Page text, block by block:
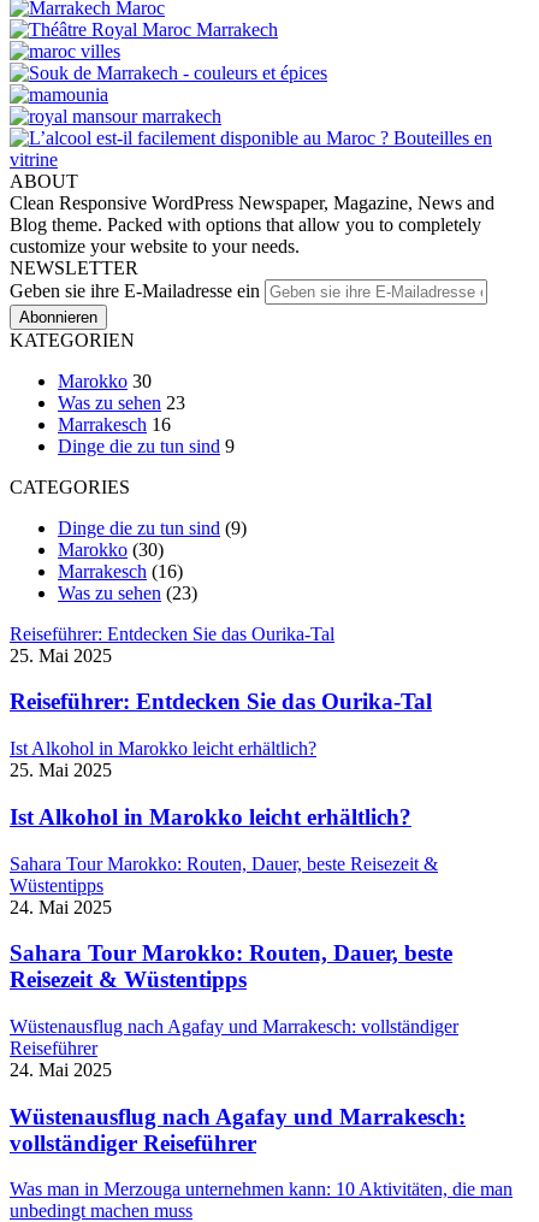
ABOUT
Clean Responsive WordPress Newspaper, Magazine, News and
Blog theme. Packed with options that allow you to completely
customize your website to your needs.
NEWSLETTER
Geben sie ihre E-Mailadresse ein
KATEGORIEN
Marokko 30
Was zu sehen 23
Marrakesch 16
Dinge die zu tun sind 9
CATEGORIES
Dinge die zu tun sind (9)
Marokko (30)
Marrakesch (16)
Was zu sehen (23)
Reiseführer: Entdecken Sie das Ourika-Tal
25. Mai 2025
Reiseführer: Entdecken Sie das Ourika-Tal
Ist Alkohol in Marokko leicht erhältlich?
25. Mai 2025
Ist Alkohol in Marokko leicht erhältlich?
Sahara Tour Marokko: Routen, Dauer, beste Reisezeit &
Wüstentipps
24. Mai 2025
Sahara Tour Marokko: Routen, Dauer, beste
Reisezeit & Wüstentipps
Wüstenausflug nach Agafay und Marrakesch: vollständiger
Reiseführer
24. Mai 2025
Wüstenausflug nach Agafay und Marrakesch:
vollständiger Reiseführer
Was man in Merzouga unternehmen kann: 10 Aktivitäten, die man
unbedingt machen muss